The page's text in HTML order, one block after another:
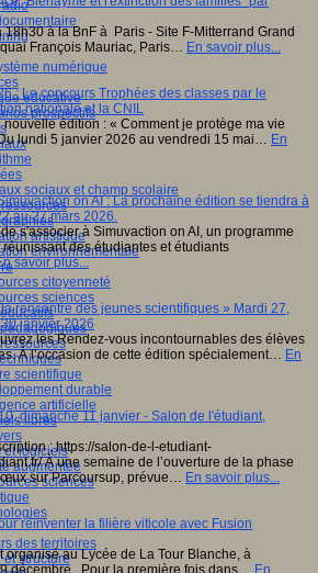
numérique
éducative
prospectifs
sociaux et champ scolaire
artistique
environnementale
citoyenneté
sciences
scientifique
durable
artificielle
libres
et logiciels
augmentée
sciences
des territoires
et structure
18h30 à la BnF à Paris - Site F-Mitterrand Grand
François Mauriac, Paris… En savoir plus...
: Le concours Trophées des classes par le
nationale et la CNIL
édition : « Comment je protège ma vie
lundi 5 janvier 2026 au vendredi 15 mai… En
on AI : La prochaine édition se tiendra à
au 27 mars 2026.
s'associer à Simuvaction on AI, un programme
des étudiantes et étudiants
savoir plus...
rencontre des jeunes scientifiques » Mardi 27,
janvier 2026
les Rendez-vous incontournables des élèves
À l’occasion de cette édition spécialement… En
dimanche 11 janvier - Salon de l'étudiant,
: https://salon-de-l-etudiant-
À une semaine de l’ouverture de la phase
sur Parcoursup, prévue… En savoir plus...
réinventer la filière viticole avec Fusion
organisé au Lycée de La Tour Blanche, à
décembre. Pour la première fois dans… En